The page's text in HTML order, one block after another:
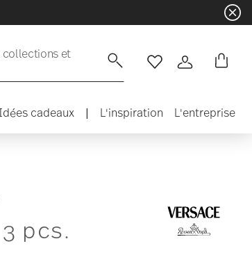
collections et
Liste de souhaits
Connexion
cadeaux | L'inspiration L'entreprise
pcs.